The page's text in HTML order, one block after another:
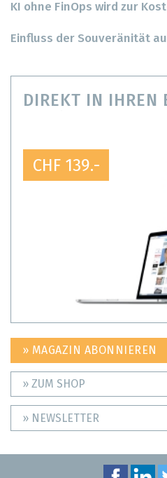
KI ohne FinOps wird zur
Einfluss der Souveränität
DIREKT IN IHREN
CHF 139.-
» MAGAZIN ABONNIEREN
» ZUM SHOP
» NEWSLETTER